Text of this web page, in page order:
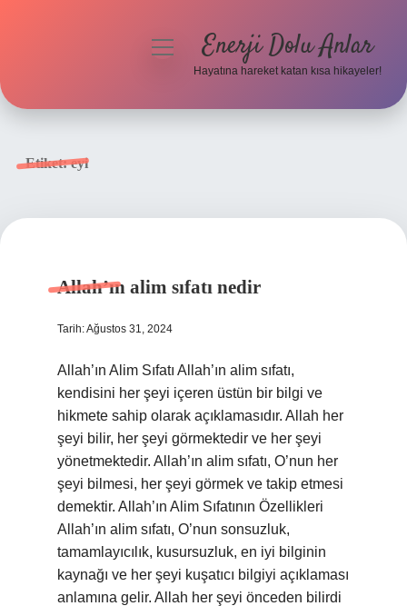
menüyüEnerji Dolu Anlar
Hayatına hareket katan kısa hikayeler!
Etiket:eyi
Allah’ın alim sıfatı nedir
Tarih: Ağustos 31, 2024
Allah’ın Alim Sıfatı Allah’ın alim sıfatı,
kendisini her şeyi içeren üstün bir bilgi ve
hikmete sahip olarak açıklamasıdır. Allah her
şeyi bilir, her şeyi görmektedir ve her şeyi
yönetmektedir. Allah’ın alim sıfatı, O’nun her
şeyi bilmesi, her şeyi görmek ve takip etmesi
demektir. Allah’ın Alim Sıfatının Özellikleri
Allah’ın alim sıfatı, O’nun sonsuzluk,
tamamlayıcılık, kusursuzluk, en iyi bilginin
kaynağı ve her şeyi kuşatıcı bilgiyi açıklaması
anlamına gelir. Allah her şeyi önceden bilirdi